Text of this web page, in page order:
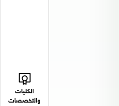
الكليات
والتخصصات